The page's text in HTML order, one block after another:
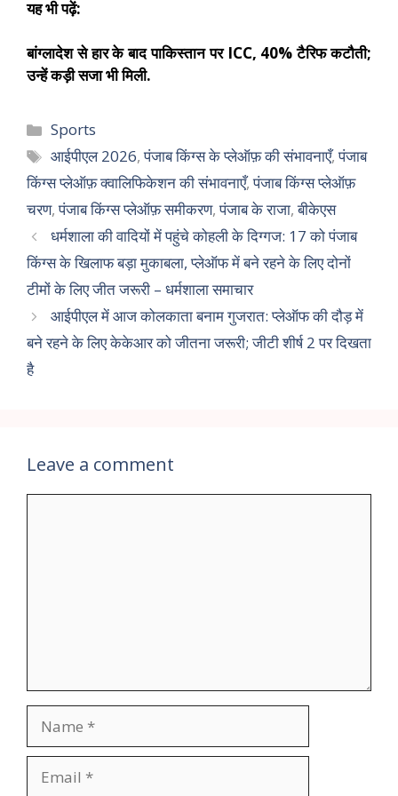
यह भी पढ़ें:
बांग्लादेश से हार के बाद पाकिस्तान पर ICC, 40% टैरिफ कटौती;
उन्हें कड़ी सजा भी मिली.
Sports
आईपीएल 2026,पंजाब किंग्स के प्लेऑफ़ की संभावनाएँ,पंजाब
किंग्स प्लेऑफ़ क्वालिफिकेशन की संभावनाएँ,पंजाब किंग्स प्लेऑफ़
चरण,पंजाब किंग्स प्लेऑफ़ समीकरण,पंजाब के राजा,बीकेएस
धर्मशाला की वादियों में पहुंचे कोहली के दिग्गज: 17 को पंजाब
किंग्स के खिलाफ बड़ा मुकाबला, प्लेऑफ में बने रहने के लिए दोनों
टीमों के लिए जीत जरूरी – धर्मशाला समाचार
आईपीएल में आज कोलकाता बनाम गुजरात: प्लेऑफ की दौड़ में
बने रहने के लिए केकेआर को जीतना जरूरी; जीटी शीर्ष 2 पर दिखता
है
Leave a comment